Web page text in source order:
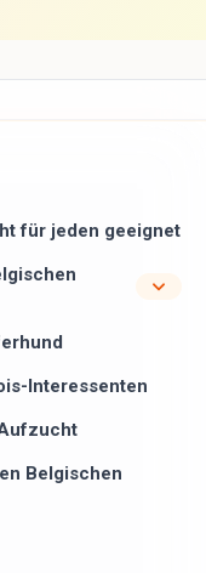
für jeden geeignet
Interessenten
Belgischen